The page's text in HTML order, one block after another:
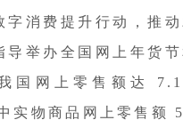
字消费提升行动，推
导举办全国网上年货节
国网上零售额达
实物商品网上零售额